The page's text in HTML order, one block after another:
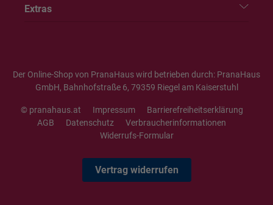
Extras
Der Online-Shop von PranaHaus wird betrieben durch: PranaHaus
GmbH, Bahnhofstraße 6, 79359 Riegel am Kaiserstuhl
© pranahaus.at Impressum
Barrierefreiheitserklärung
AGB
Datenschutz
Verbraucherinformationen
Widerrufs-Formular
Vertrag widerrufen